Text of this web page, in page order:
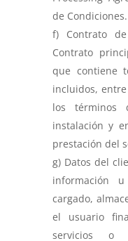
de Condiciones.
Contrato
Contrato
que contiene
incluidos,
los términos
instalación y
prestación del
Datos del
información
cargado,
el usuario
servicios o